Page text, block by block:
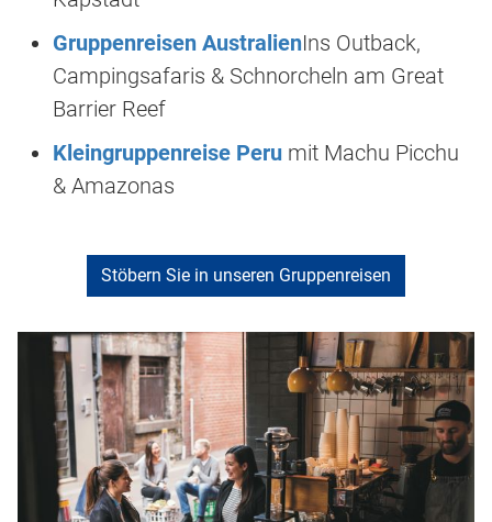
Gruppenreisen AustralienIns Outback,
Campingsafaris & Schnorcheln am Great
Barrier Reef
Kleingruppenreise Peru mit Machu Picchu
& Amazonas
Stöbern Sie in unseren Gruppenreisen